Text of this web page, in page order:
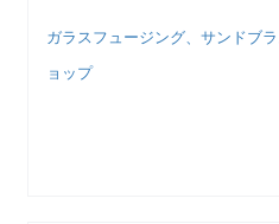
ガラスフュージング、サンドブ
ョップ